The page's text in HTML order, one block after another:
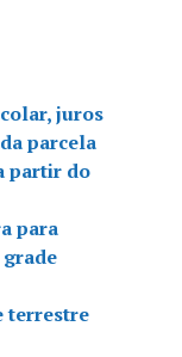
juros
parcela
partir do
para
terrestre